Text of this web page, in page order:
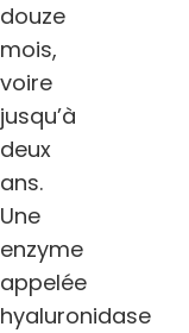
douze
mois,
voire
jusqu’à
deux
ans.
Une
enzyme
appelée
hyaluronidase